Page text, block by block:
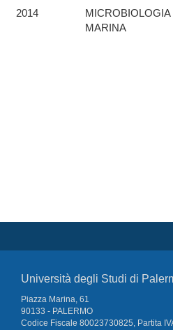
2014
MICROBIOLOGIA
MARINA
Università degli Studi di
Piazza Marina, 61
90133 - PALERMO
Codice Fiscale 80023730825, Partita